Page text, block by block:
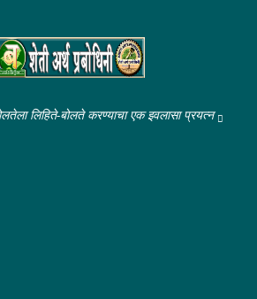
लिहिते-बोलते करण्याचा एक इवलासा प्रयत्न